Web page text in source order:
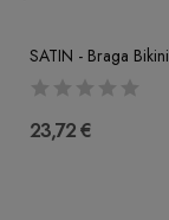
SATIN - Braga Bikini
23,72 €